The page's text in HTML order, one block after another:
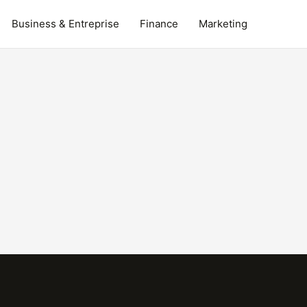
Business & Entreprise Finance Marketing